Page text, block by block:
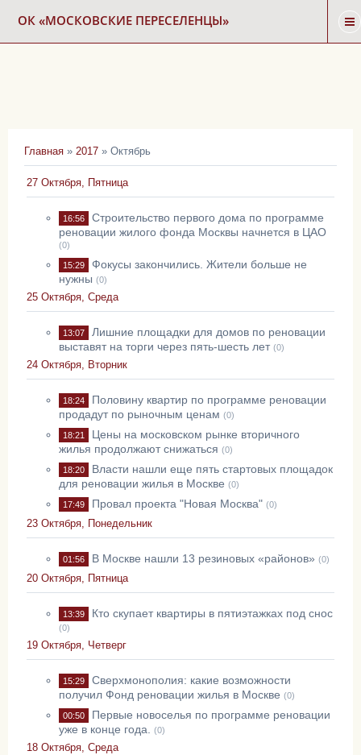
ОК «МОСКОВСКИЕ ПЕРЕСЕЛЕНЦЫ»
КАРТА СНОСА
ФОРУМ
КОНТАКТЫ
Главная » 2017 » Октябрь
27 Октября, Пятница
16:56
Строительство первого дома по программе
реновации жилого фонда Москвы начнется в ЦАО
(0)
15:29
Фокусы закончились. Жители больше не
нужны (0)
25 Октября, Среда
13:07
Лишние площадки для домов по реновации
выставят на торги через пять-шесть лет (0)
24 Октября, Вторник
18:24
Половину квартир по программе реновации
продадут по рыночным ценам (0)
18:21
Цены на московском рынке вторичного
жилья продолжают снижаться (0)
18:20
Власти нашли еще пять стартовых площадок
для реновации жилья в Москве (0)
17:49 Провал проекта "Новая Москва" (0)
23 Октября, Понедельник
01:56 В Москве нашли 13 резиновых «районов» (0)
20 Октября, Пятница
13:39 Кто скупает квартиры в пятиэтажках под снос
(0)
19 Октября, Четверг
15:29
Сверхмонополия: какие возможности
получил Фонд реновации жилья в Москве (0)
00:50
Первые новоселья по программе реновации
уже в конце года.
(0)
18 Октября, Среда